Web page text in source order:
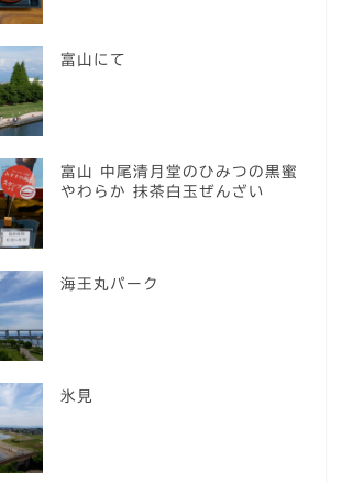
富山にて
富山 中尾清月堂のひみつの黒蜜
やわらか 抹茶白玉ぜんざい
海王丸パーク
氷見